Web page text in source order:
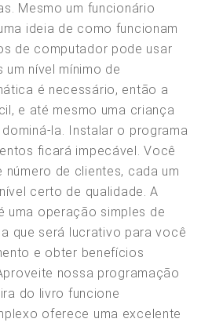
Mesmo um funcionário
ideia de como funcionam
de computador pode usar
nível mínimo de
é necessário, então a
e até mesmo uma criança
la. Instalar o programa
ficará impecável. Você
número de clientes, cada um
certo de qualidade. A
uma operação simples de
que será lucrativo para você
e obter benefícios
nossa programação
do livro funcione
oferece uma excelente